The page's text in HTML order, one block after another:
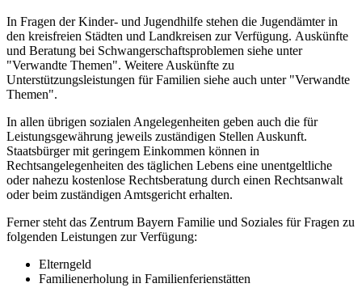
In Fragen der Kinder- und Jugendhilfe stehen die Jugendämter in
den kreisfreien Städten und Landkreisen zur Verfügung. Auskünfte
und Beratung bei Schwangerschaftsproblemen siehe unter
"Verwandte Themen". Weitere Auskünfte zu
Unterstützungsleistungen für Familien siehe auch unter "Verwandte
Themen".
In allen übrigen sozialen Angelegenheiten geben auch die für
Leistungsgewährung jeweils zuständigen Stellen Auskunft.
Staatsbürger mit geringem Einkommen können in
Rechtsangelegenheiten des täglichen Lebens eine unentgeltliche
oder nahezu kostenlose Rechtsberatung durch einen Rechtsanwalt
oder beim zuständigen Amtsgericht erhalten.
Ferner steht das Zentrum Bayern Familie und Soziales für Fragen zu
folgenden Leistungen zur Verfügung:
Elterngeld
Familienerholung in Familienferienstätten